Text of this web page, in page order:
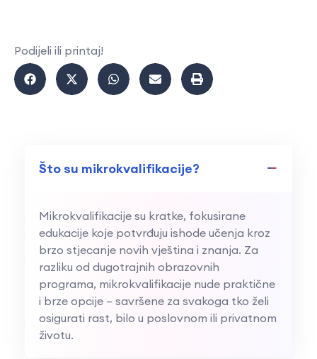
Podijeli ili printaj!
Što su mikrokvalifikacije?
Mikrokvalifikacije su kratke, fokusirane
edukacije koje potvrđuju ishode učenja kroz
brzo stjecanje novih vještina i znanja. Za
razliku od dugotrajnih obrazovnih
programa, mikrokvalifikacije nude praktične
i brze opcije – savršene za svakoga tko želi
osigurati rast, bilo u poslovnom ili privatnom
životu.